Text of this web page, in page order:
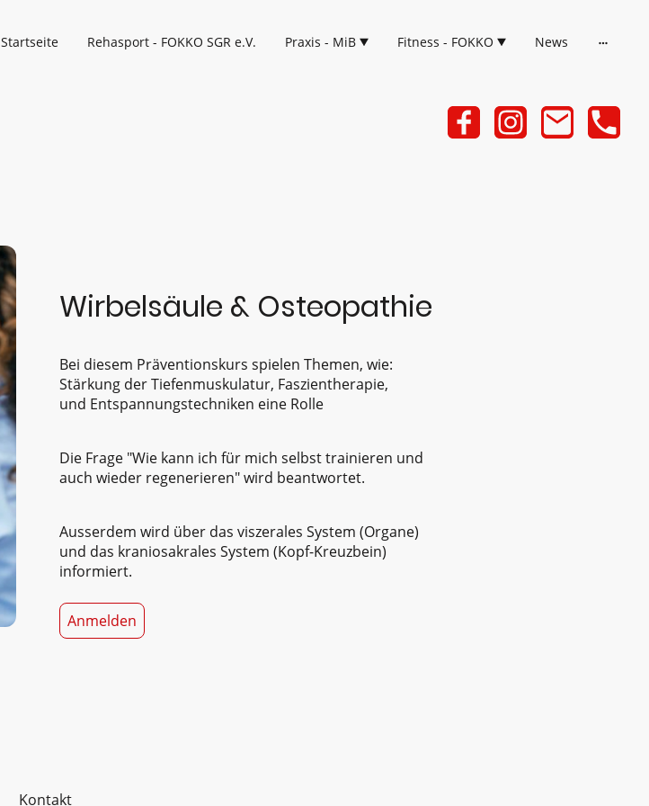
Startseite Rehasport - FOKKO SGR e.V. Praxis - MiB Fitness - FOKKO News
Wirbelsäule & Osteopathie
Bei diesem Präventionskurs spielen Themen, wie:
Stärkung der Tiefenmuskulatur, Faszientherapie,
und Entspannungstechniken eine Rolle
Die Frage "Wie kann ich für mich selbst trainieren und
auch wieder regenerieren" wird beantwortet.
Ausserdem wird über das viszerales System (Organe)
und das kraniosakrales System (Kopf-Kreuzbein)
informiert.
Anmelden
Kontakt